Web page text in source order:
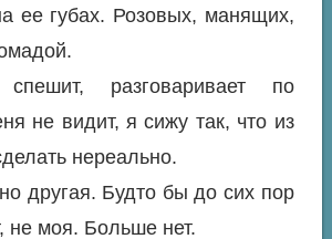
ее губах. Розовых, манящих,
разговаривает по
не видит, я сижу так, что из
нереально.
другая. Будто бы до сих пор
моя. Больше нет.